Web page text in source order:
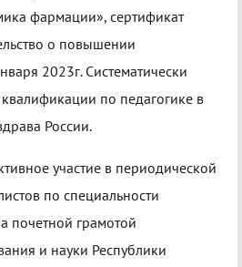
фармации», сертификат
о повышении
2023г. Систематически
по педагогике в
России.
участие в периодической
по специальности
почетной грамотой
и науки Республики